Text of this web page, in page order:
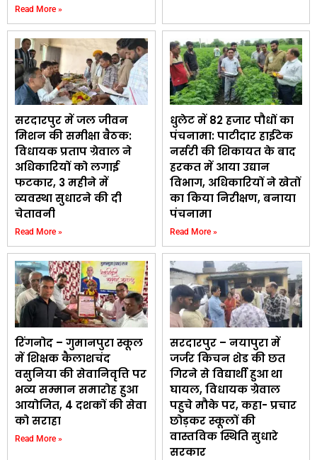
Read More »
सरदारपुर में जल जीवन
मिशन की समीक्षा बैठक:
विधायक प्रताप ग्रेवाल ने
अधिकारियों को लगाई
फटकार, 3 महीने में
व्यवस्था सुधारने की दी
चेतावनी
Read More »
धुलेट में 82 हजार पौधों का
पंचनामा: पाटीदार हाईटेक
नर्सरी की शिकायत के बाद
हरकत में आया उद्यान
विभाग, अधिकारियों ने खेतों
का किया निरीक्षण, बनाया
पंचनामा
Read More »
रिंगनोद – गुमानपुरा स्कूल
में शिक्षक कैलाशचंद
वसुनिया की सेवानिवृत्ति पर
भव्य सम्मान समारोह हुआ
आयोजित, 4 दशकों की सेवा
को सराहा
Read More »
सरदारपुर – नयापुरा में
जर्जर किचन शेड की छत
गिरने से विद्यार्थी हुआ था
घायल, विधायक ग्रेवाल
पहुचे मौके पर, कहा- प्रचार
छोड़कर स्कूलों की
वास्तविक स्थिति सुधारे
सरकार